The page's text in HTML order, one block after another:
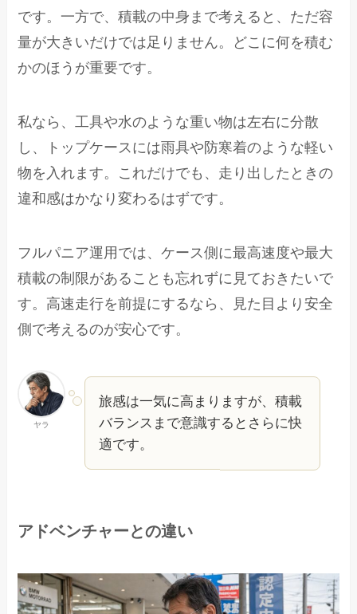
です。一方で、積載の中身まで考えると、ただ容
量が大きいだけでは足りません。どこに何を積む
かのほうが重要です。
私なら、工具や水のような重い物は左右に分散
し、トップケースには雨具や防寒着のような軽い
物を入れます。これだけでも、走り出したときの
違和感はかなり変わるはずです。
フルパニア運用では、ケース側に最高速度や最大
積載の制限があることも忘れずに見ておきたいで
す。高速走行を前提にするなら、見た目より安全
側で考えるのが安心です。
ヤラ
旅感は一気に高まりますが、積載
バランスまで意識するとさらに快
適です。
アドベンチャーとの違い